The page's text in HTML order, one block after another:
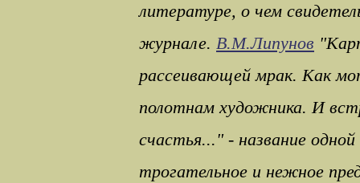
литературе, о чем
журнале. В.М.Липунов
рассеивающей мрак. Как
полотнам художника. И
счастья..." - название
трогательное и нежное